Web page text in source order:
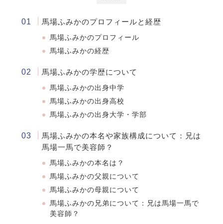
馬場ふみかのプロフィールと経歴
馬場ふみかのプロフィール
馬場ふみかの経歴
馬場ふみかの学歴について
馬場ふみかの出身中学
馬場ふみかの出身高校
馬場ふみかの出身大学・学部
馬場ふみかの本名や家族構成について：兄は
馬場一馬で美容師？
馬場ふみかの本名は？
馬場ふみかの父親について
馬場ふみかの母親について
馬場ふみかの兄弟について：兄は馬場一馬で
美容師？